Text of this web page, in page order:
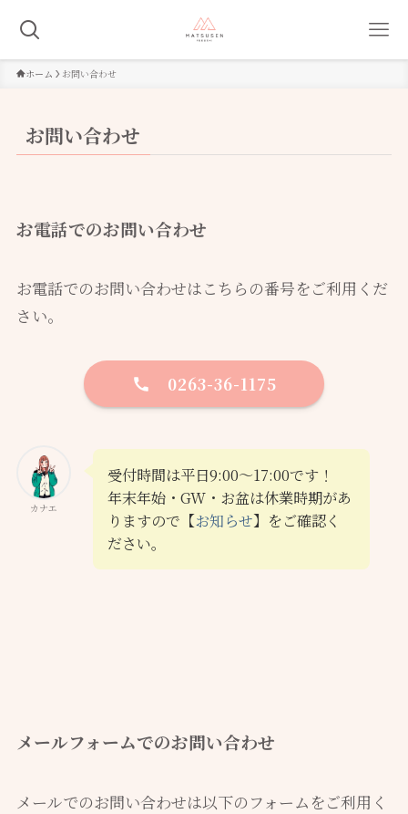
ホーム お問い合わせ
お問い合わせ
お電話でのお問い合わせ
お電話でのお問い合わせはこちらの番号をご利用くだ
さい。
0263-36-1175
カナエ
受付時間は平日9:00～17:00です！
年末年始・GW・お盆は休業時期があ
りますので【お知らせ】をご確認く
ださい。
メールフォームでのお問い合わせ
メールでのお問い合わせは以下のフォームをご利用く